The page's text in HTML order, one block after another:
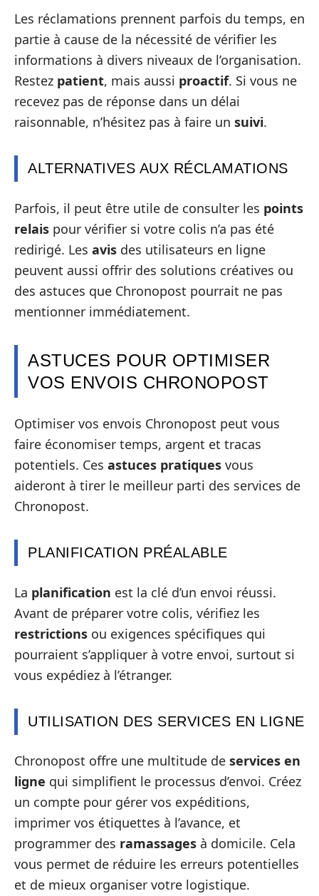
Les réclamations prennent parfois du temps, en
partie à cause de la nécessité de vérifier les
informations à divers niveaux de l’organisation.
Restez patient, mais aussi proactif. Si vous ne
recevez pas de réponse dans un délai
raisonnable, n’hésitez pas à faire un suivi.
ALTERNATIVES AUX RÉCLAMATIONS
Parfois, il peut être utile de consulter les points
relais pour vérifier si votre colis n’a pas été
redirigé. Les avis des utilisateurs en ligne
peuvent aussi offrir des solutions créatives ou
des astuces que Chronopost pourrait ne pas
mentionner immédiatement.
ASTUCES POUR OPTIMISER
VOS ENVOIS CHRONOPOST
Optimiser vos envois Chronopost peut vous
faire économiser temps, argent et tracas
potentiels. Ces astuces pratiques vous
aideront à tirer le meilleur parti des services de
Chronopost.
PLANIFICATION PRÉALABLE
La planification est la clé d’un envoi réussi.
Avant de préparer votre colis, vérifiez les
restrictions ou exigences spécifiques qui
pourraient s’appliquer à votre envoi, surtout si
vous expédiez à l’étranger.
UTILISATION DES SERVICES EN LIGNE
Chronopost offre une multitude de services en
ligne qui simplifient le processus d’envoi. Créez
un compte pour gérer vos expéditions,
imprimer vos étiquettes à l’avance, et
programmer des ramassages à domicile. Cela
vous permet de réduire les erreurs potentielles
et de mieux organiser votre logistique.